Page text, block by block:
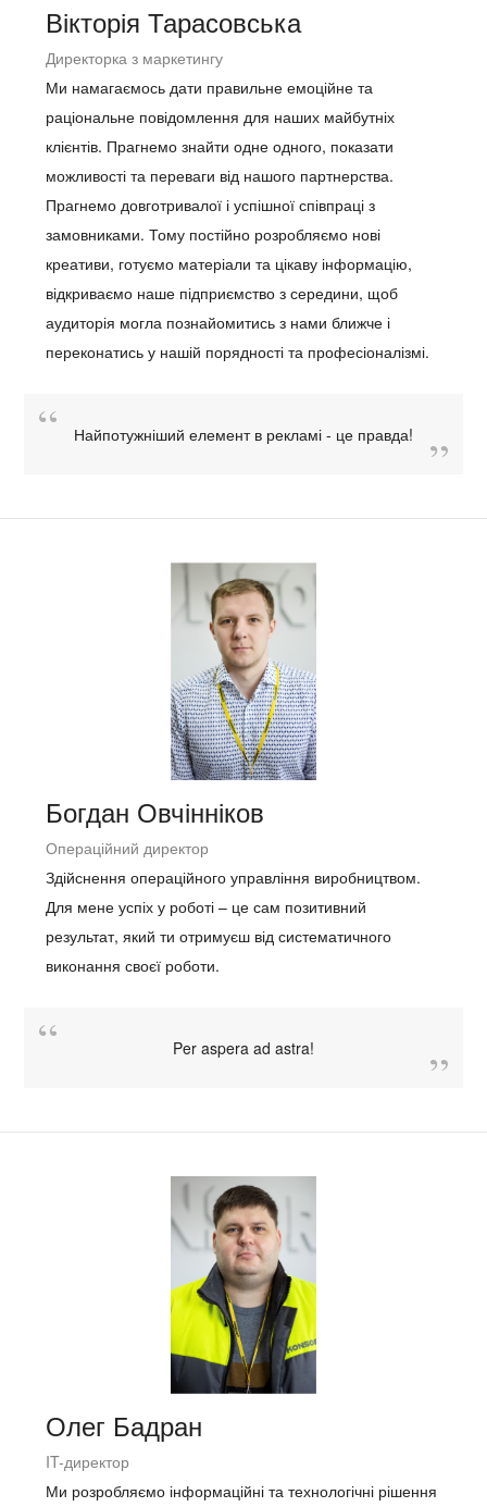
Вікторія Тарасовська
Директорка з маркетингу
Ми намагаємось дати правильне емоційне та
раціональне повідомлення для наших майбутніх
клієнтів. Прагнемо знайти одне одного, показати
можливості та переваги від нашого партнерства.
Прагнемо довготривалої і успішної співпраці з
замовниками. Тому постійно розробляємо нові
креативи, готуємо матеріали та цікаву інформацію,
відкриваємо наше підприємство з середини, щоб
аудиторія могла познайомитись з нами ближче і
переконатись у нашій порядності та професіоналізмі.
Найпотужніший елемент в рекламі - це правда!
Богдан Овчінніков
Операційний директор
Здійснення операційного управління виробництвом.
Для мене успіх у роботі – це сам позитивний
результат, який ти отримуєш від систематичного
виконання своєї роботи.
Per aspera ad astra!
Олег Бадран
IT-директор
Ми розробляємо інформаційні та технологічні рішення